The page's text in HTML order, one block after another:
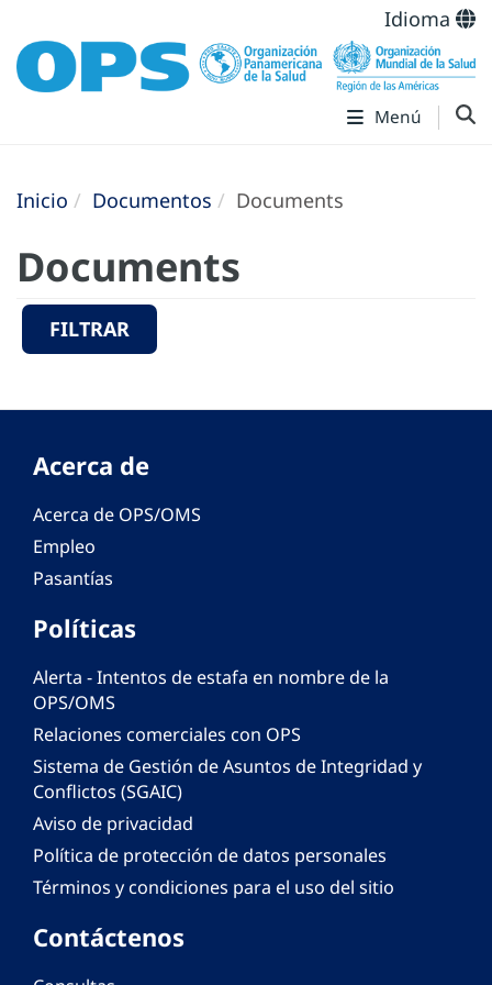
Idioma
Menú
Inicio Documentos Documents
Documents
FILTRAR
Acerca de
Acerca de OPS/OMS
Empleo
Pasantías
Políticas
Alerta - Intentos de estafa en nombre de la
OPS/OMS
Relaciones comerciales con OPS
Sistema de Gestión de Asuntos de Integridad y
Conflictos (SGAIC)
Aviso de privacidad
Política de protección de datos personales
Términos y condiciones para el uso del sitio
Contáctenos